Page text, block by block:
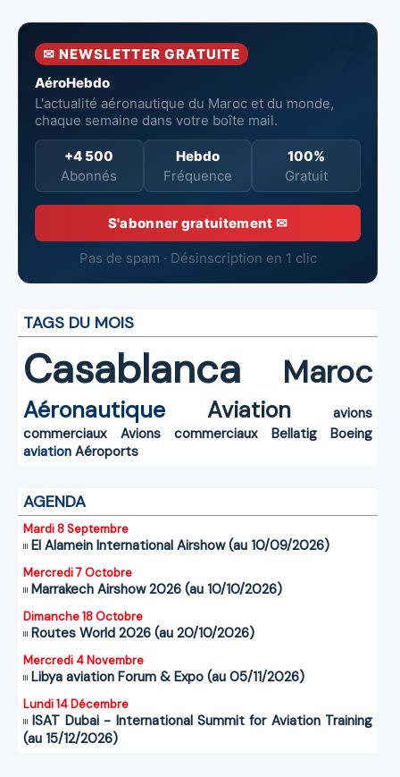
incendie
la surveillance
aériennes.
neufs à Royal Air
✉ NEWSLETTER GRATUITE
AéroHebdo
L'actualité aéronautique du Maroc et du monde,
chaque semaine dans votre boîte mail.
+4 500
Abonnés
Hebdo
Fréquence
100%
Gratuit
S'abonner gratuitement ✉
Pas de spam · Désinscription en 1 clic
TAGS DU MOIS
Casablanca Maroc
Aéronautique Aviation
avions
commerciaux
Avions commerciaux Bellatig
Boeing
aviation Aéroports
AGENDA
Mardi 8 Septembre
El Alamein International Airshow (au 10/09/2026)
Mercredi 7 Octobre
Marrakech Airshow 2026 (au 10/10/2026)
Dimanche 18 Octobre
Routes World 2026 (au 20/10/2026)
Mercredi 4 Novembre
Libya aviation Forum & Expo (au 05/11/2026)
Lundi 14 Décembre
ISAT Dubai - International Summit for Aviation Training
(au 15/12/2026)